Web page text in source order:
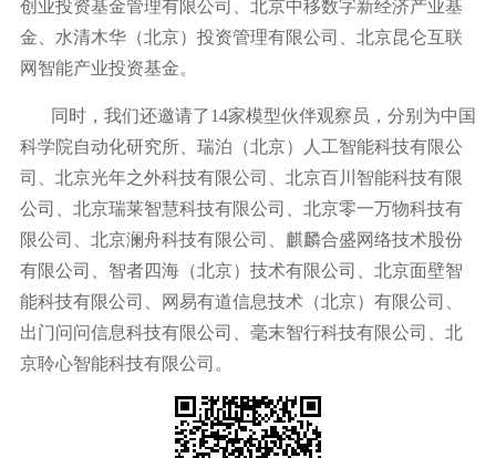
创业投资基金管理有限公司、北京中移数字新经济产业基
金、水清木华（北京）投资管理有限公司、北京昆仑互联
网智能产业投资基金。
同时，我们还邀请了14家模型伙伴观察员，分别为中国
科学院自动化研究所、瑞泊（北京）人工智能科技有限公
司、北京光年之外科技有限公司、北京百川智能科技有限
公司、北京瑞莱智慧科技有限公司、北京零一万物科技有
限公司、北京澜舟科技有限公司、麒麟合盛网络技术股份
有限公司、智者四海（北京）技术有限公司、北京面壁智
能科技有限公司、网易有道信息技术（北京）有限公司、
出门问问信息科技有限公司、毫末智行科技有限公司、北
京聆心智能科技有限公司。